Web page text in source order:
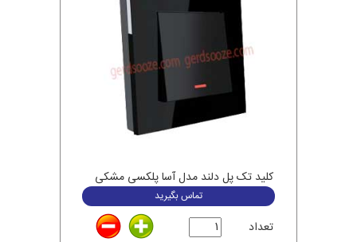
کلید تک پل دلند مدل آسا پلکسی مشکی
تماس بگیرید
تعداد